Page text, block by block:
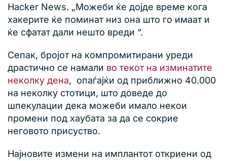
Hacker News. „Можеби ќе дојде време кога
хакерите ќе поминат низ она што го имаат и
ќе сфатат дали нешто вреди “.
Сепак, бројот на компромитирани уреди
драстично се намали во текот на изминатите
неколку дена, опаѓајќи од приближно 40.000
на неколку стотици, што доведе до
шпекулации дека можеби имало некои
промени под хаубата за да се сокрие
неговото присуство.
Најновите измени на имплантот откриени од